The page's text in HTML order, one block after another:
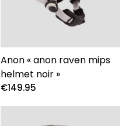
Anon « anon raven mips
helmet noir »
€149.95